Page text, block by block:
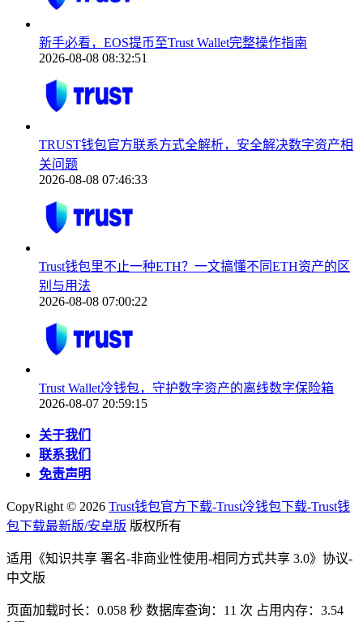
新手必看，EOS提币至Trust Wallet完整操作指南
2026-08-08 08:32:51
TRUST钱包官方联系方式全解析，安全解决数字资产相
关问题
2026-08-08 07:46:33
Trust钱包里不止一种ETH？一文搞懂不同ETH资产的区
别与用法
2026-08-08 07:00:22
Trust Wallet冷钱包，守护数字资产的离线数字保险箱
2026-08-07 20:59:15
关于我们
联系我们
免责声明
CopyRight © 2026 Trust钱包官方下载-Trust冷钱包下载-Trust钱
包下载最新版/安卓版 版权所有
适用《知识共享 署名-非商业性使用-相同方式共享 3.0》协议-
中文版
页面加载时长：0.058 秒 数据库查询：11 次 占用内存：3.54